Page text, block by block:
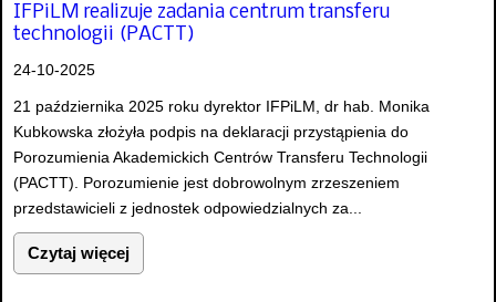
IFPiLM realizuje zadania centrum transferu
technologii (PACTT)
24-10-2025
21 października 2025 roku dyrektor IFPiLM, dr hab. Monika
Kubkowska złożyła podpis na deklaracji przystąpienia do
Porozumienia Akademickich Centrów Transferu Technologii
(PACTT). Porozumienie jest dobrowolnym zrzeszeniem
przedstawicieli z jednostek odpowiedzialnych za...
Czytaj więcej